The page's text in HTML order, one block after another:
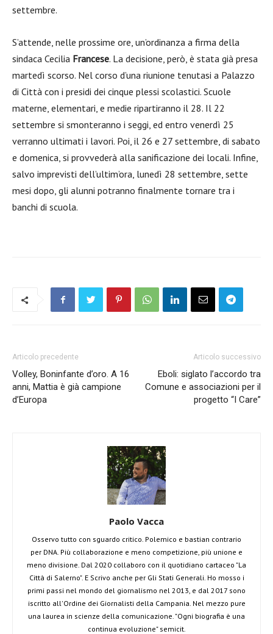
settembre.
S’attende, nelle prossime ore, un’ordinanza a firma della
sindaca Cecilia Francese. La decisione, però, è stata già presa
martedì scorso. Nel corso d’una riunione tenutasi a Palazzo
di Città con i presidi dei cinque plessi scolastici. Scuole
materne, elementari, e medie ripartiranno il 28. Il 22
settembre si smonteranno i seggi, ed entro venerdì 25
verranno ultimati i lavori. Poi, il 26 e 27 settembre, di sabato
e domenica, si provvederà alla sanificazione dei locali. Infine,
salvo imprevisti dell’ultim’ora, lunedì 28 settembre, sette
mesi dopo, gli alunni potranno finalmente tornare tra i
banchi di scuola.
Articolo precedente
Volley, Boninfante d’oro. A 16
anni, Mattia è già campione
d’Europa
Articolo successivo
Eboli: siglato l’accordo tra
Comune e associazioni per il
progetto “I Care”
Paolo Vacca
Osservo tutto con sguardo critico. Polemico e bastian contrario
per DNA. Più collaborazione e meno competizione, più unione e
meno divisione. Dal 2020 collaboro con il quotidiano cartaceo "La
Città di Salerno". E Scrivo anche per Gli Stati Generali. Ho mosso i
primi passi nel mondo del giornalismo nel 2013, e dal 2017 sono
iscritto all'Ordine dei Giornalisti della Campania. Nel mezzo pure
una laurea in scienze della comunicazione. "Ogni biografia è una
continua evoluzione" semicit.